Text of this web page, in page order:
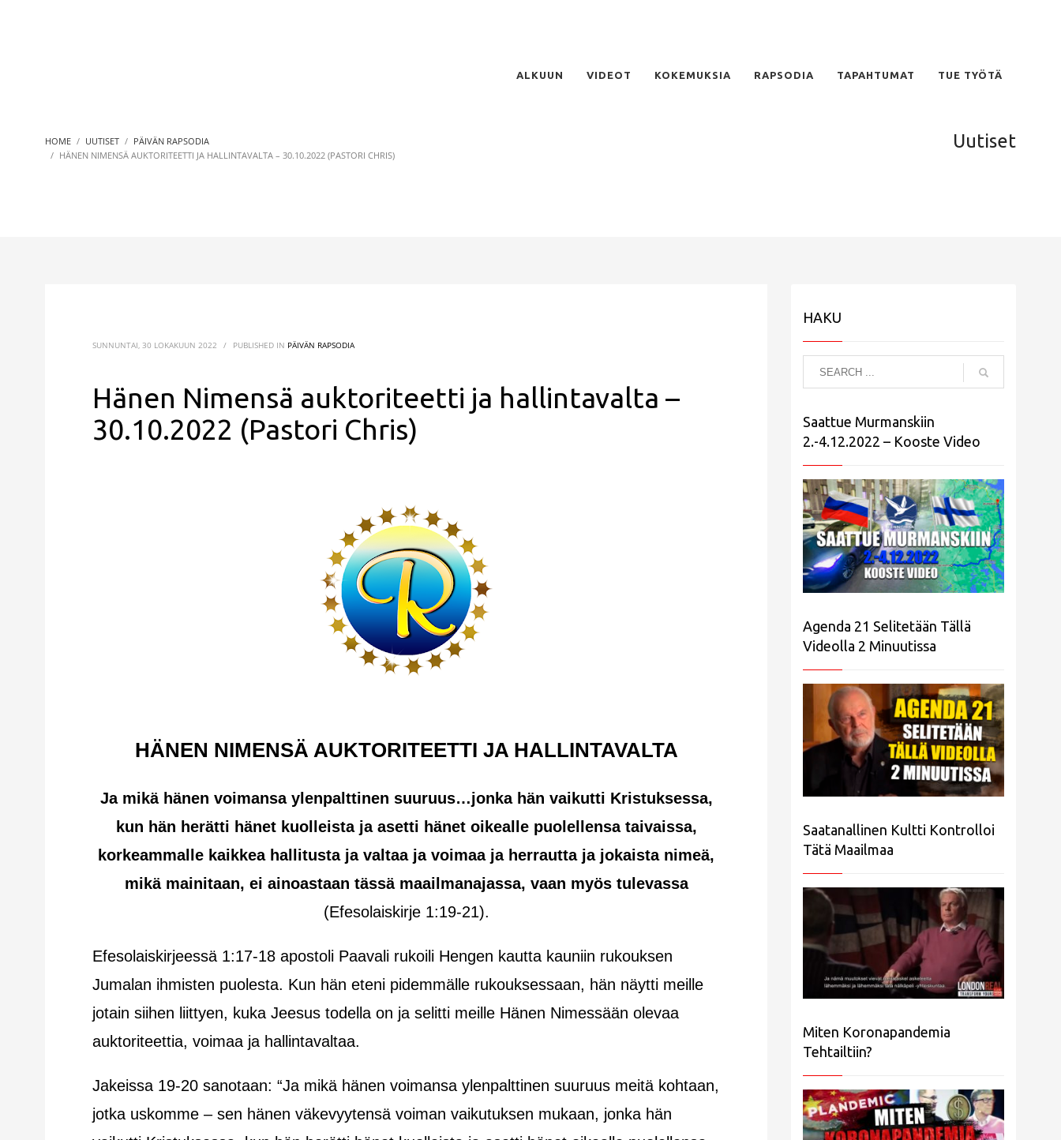
ALKUUN VIDEOT KOKEMUKSIA RAPSODIA TAPAHTUMAT TUE TYÖTÄ
HOME UUTISET
PÄIVÄN RAPSODIA
HÄNEN NIMENSÄ AUKTORITEETTI JA HALLINTAVALTA – 30.10.2022 (PASTORI CHRIS)
Uutiset
SUNNUNTAI, 30 LOKAKUUN 2022 / PUBLISHED IN PÄIVÄN RAPSODIA
Hänen Nimensä auktoriteetti ja hallintavalta –
30.10.2022 (Pastori Chris)
HÄNEN NIMENSÄ AUKTORITEETTI JA HALLINTAVALTA
Ja mikä hänen voimansa ylenpalttinen suuruus…jonka hän vaikutti Kristuksessa,
kun hän herätti hänet kuolleista ja asetti hänet oikealle puolellensa taivaissa,
korkeammalle kaikkea hallitusta ja valtaa ja voimaa ja herrautta ja jokaista nimeä,
mikä mainitaan, ei ainoastaan tässä maailmanajassa, vaan myös tulevassa
(Efesolaiskirje 1:19-21).
Efesolaiskirjeessä 1:17-18 apostoli Paavali rukoili Hengen kautta kauniin rukouksen
Jumalan ihmisten puolesta. Kun hän eteni pidemmälle rukouksessaan, hän näytti meille
jotain siihen liittyen, kuka Jeesus todella on ja selitti meille Hänen Nimessään olevaa
auktoriteettia, voimaa ja hallintavaltaa.
Jakeissa 19-20 sanotaan: “Ja mikä hänen voimansa ylenpalttinen suuruus meitä kohtaan,
jotka uskomme – sen hänen väkevyytensä voiman vaikutuksen mukaan, jonka hän
HAKU
Saattue Murmanskiin
2.-4.12.2022 – Kooste Video
Agenda 21 Selitetään Tällä
Videolla 2 Minuutissa
Saatanallinen Kultti Kontrolloi
Tätä Maailmaa
Miten Koronapandemia
Tehtailtiin?